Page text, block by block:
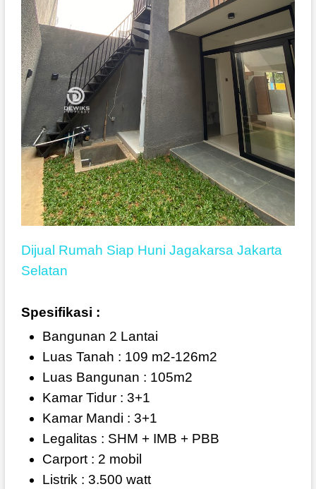
Dijual Rumah Siap Huni Jagakarsa Jakarta
Selatan
Spesifikasi :
Bangunan 2 Lantai
Luas Tanah : 109 m2-126m2
Luas Bangunan : 105m2
Kamar Tidur : 3+1
Kamar Mandi : 3+1
Legalitas : SHM + IMB + PBB
Carport : 2 mobil
Listrik : 3.500 watt